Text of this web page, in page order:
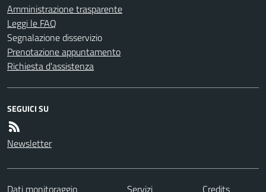
Amministrazione trasparente
Leggi le FAQ
Segnalazione disservizio
Prenotazione appuntamento
Richiesta d'assistenza
SEGUICI SU
Newsletter
Dati monitoraggio Servizi Credits